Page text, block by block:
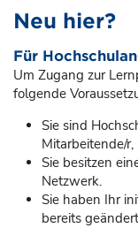
Neu hier?
Für
Um Zugang zur
folgende
Sie sind
Mitarbeitende/r,
Sie besitzen
Netzwerk.
Sie haben Ihr
bereits